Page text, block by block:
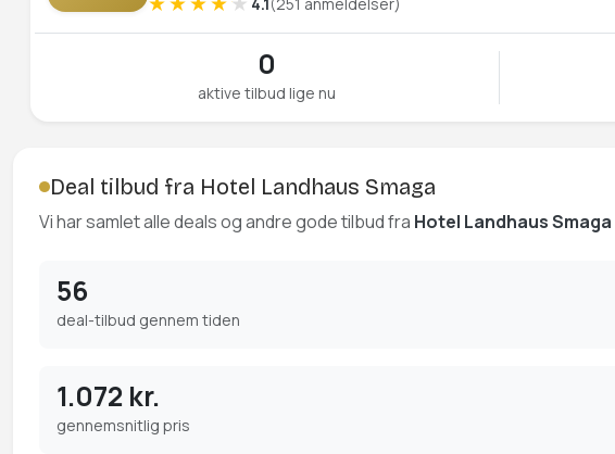
0
aktive tilbud lige nu
Deal tilbud fra Hotel Landhaus Smaga
Vi har samlet alle deals og andre gode tilbud fra Hotel Landhaus Smaga
56
deal-tilbud gennem tiden
1.072 kr.
gennemsnitlig pris